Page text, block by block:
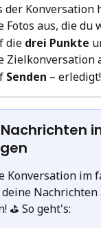
der Konversation
Fotos aus, die du
die drei Punkte
Zielkonversation
Senden –
Nachrichten
Konversation im
Nachrichten
⛳️ So geht's: